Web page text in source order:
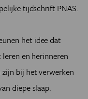
tijdschrift PNAS.
het idee dat
en herinneren
bij het verwerken
diepe slaap.